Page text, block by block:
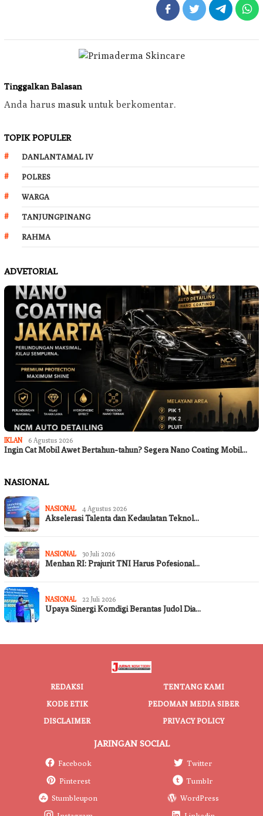
Tinggalkan Balasan
Anda harus masuk untuk berkomentar.
TOPIK POPULER
DANLANTAMAL IV
POLRES
WARGA
TANJUNGPINANG
RAHMA
ADVETORIAL
IKLAN 6 Agustus 2026
Ingin Cat Mobil Awet Bertahun-tahun? Segera Nano Coating Mobil…
NASIONAL
NASIONAL 4 Agustus 2026
Akselerasi Talenta dan Kedaulatan Teknol…
NASIONAL 30 Juli 2026
Menhan RI: Prajurit TNI Harus Pofesional…
NASIONAL 22 Juli 2026
Upaya Sinergi Komdigi Berantas Judol Dia…
REDAKSI
TENTANG KAMI
KODE ETIK
PEDOMAN MEDIA SIBER
DISCLAIMER
PRIVACY POLICY
JARINGAN SOCIAL
Facebook
Twitter
Pinterest
Tumblr
Stumbleupon
WordPress